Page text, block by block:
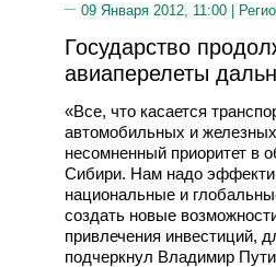
09 Января 2012, 11:00 |
Государство
авиаперелеты
«Все, что касается
автомобильных и
несомненный приоритет в
Сибири. Нам надо
национальные и
создать новые
привлечения инвестиций,
подчеркнул Владимир